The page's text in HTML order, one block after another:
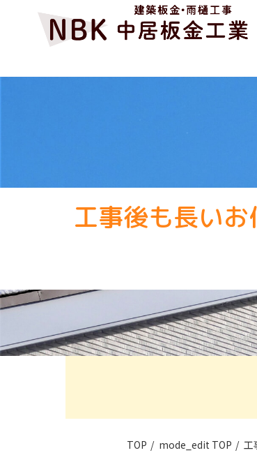
工事後も長い
TOP mode_edit TOP 工